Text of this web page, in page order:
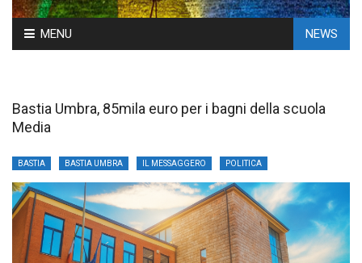
Skip
to
MENU NEWS
Bastia Umbra, 85mila euro per i bagni della scuola
Media
BASTIA BASTIA UMBRA IL MESSAGGERO POLITICA